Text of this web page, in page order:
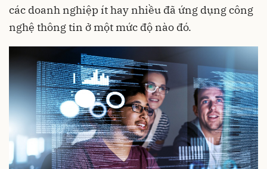
các doanh nghiệp ít hay nhiều đã ứng dụng công
nghệ thông tin ở một mức độ nào đó.